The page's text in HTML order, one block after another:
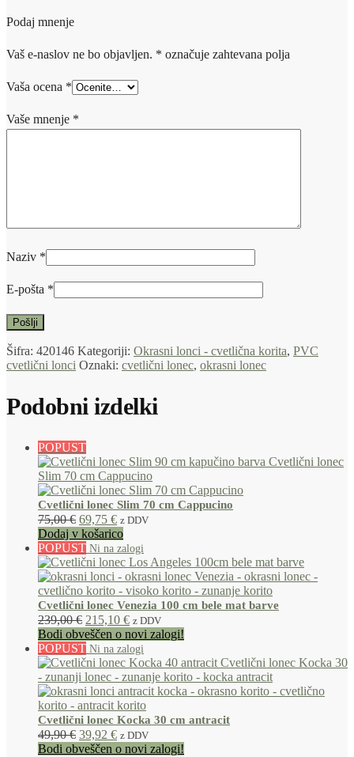
Podaj mnenje
Vaš e-naslov ne bo objavljen. * označuje zahtevana polja
Vaša ocena *
Vaše mnenje *
Naziv *
E-pošta *
Šifra: 420146 Kategoriji: Okrasni lonci - cvetlična korita, PVC
cvetlični lonci Oznaki: cvetlični lonec, okrasni lonec
Podobni izdelki
POPUST
Cvetlični lonec Slim 70 cm Cappucino
75,00€ 69,75 € z DDV
Dodaj v košarico
POPUST
Cvetlični lonec Venezia 100 cm bele mat barve
239,00€ 215,10 € z DDV
Bodi obveščen o novi zalogi!
POPUST
Cvetlični lonec Kocka 30 cm antracit
49,90€ 39,92 € z DDV
Bodi obveščen o novi zalogi!